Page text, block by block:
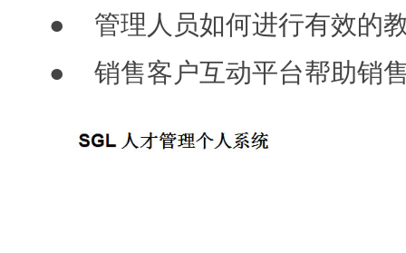
● 管理人员如何进行有效的
● 销售客户互动平台帮助销